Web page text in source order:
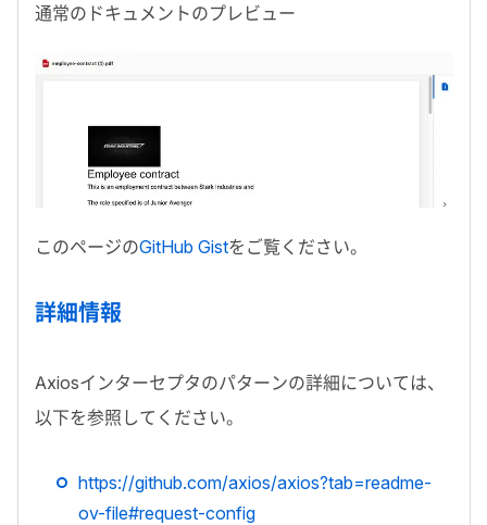
通常のドキュメントのプレビュー
このページのGitHub Gistをご覧ください。
詳細情報
Axiosインターセプタのパターンの詳細については、
以下を参照してください。
https://github.com/axios/axios?tab=readme-
ov-file#request-config